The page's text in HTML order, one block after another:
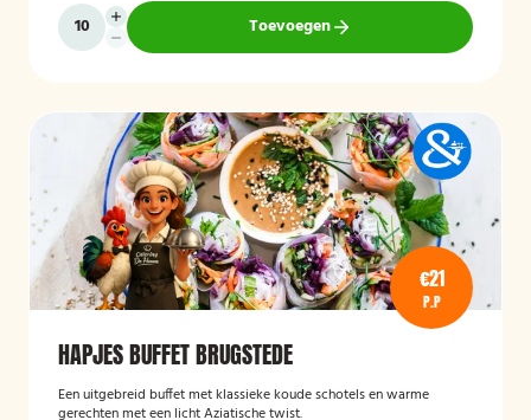
Toevoegen
€21
P.P
HAPJES BUFFET BRUGSTEDE
Een uitgebreid buffet met klassieke koude schotels en warme
gerechten met een licht Aziatische twist.